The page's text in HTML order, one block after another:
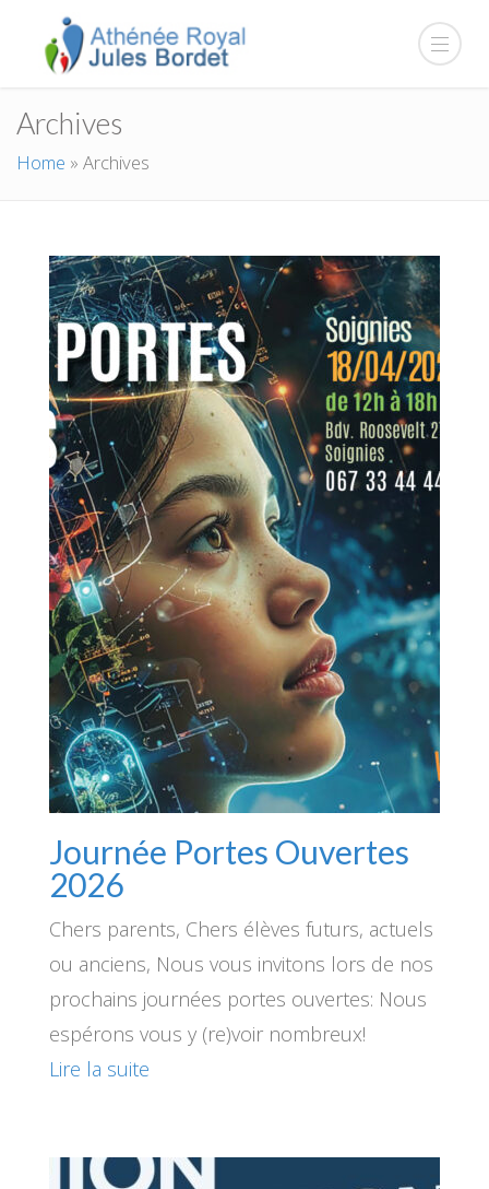
Archives
Home » Archives
Journée Portes Ouvertes
2026
Chers parents, Chers élèves futurs, actuels
ou anciens, Nous vous invitons lors de nos
prochains journées portes ouvertes: Nous
espérons vous y (re)voir nombreux!
Lire la suite